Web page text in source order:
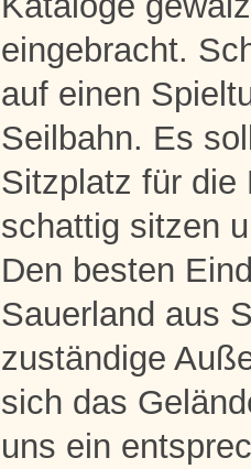
eingebracht.
auf einen
Seilbahn. Es
Sitzplatz für die
schattig sitzen
Den besten
Sauerland aus
zuständige
sich das
uns ein